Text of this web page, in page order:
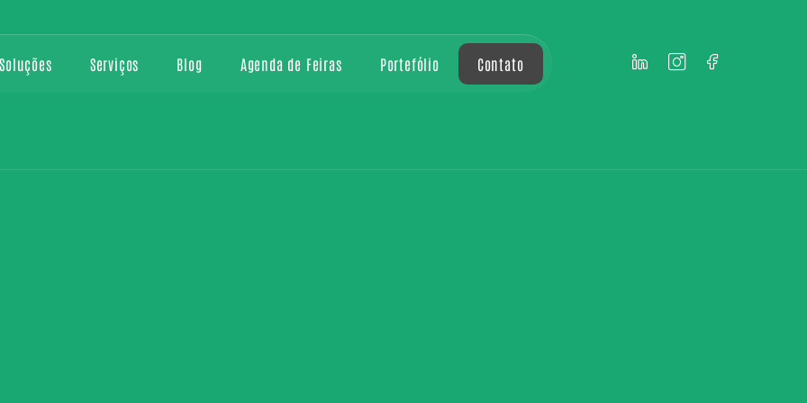
Soluções Serviços Blog Agenda de Feiras Portefólio Contato